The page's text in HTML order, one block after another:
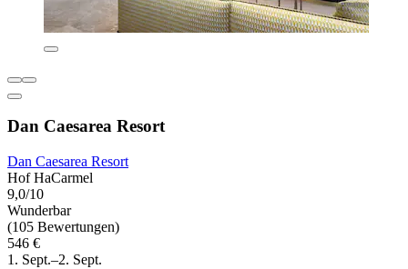
Dan Caesarea Resort
Dan Caesarea Resort
Hof HaCarmel
9,0/10
Wunderbar
(105 Bewertungen)
546 €
1. Sept.–2. Sept.